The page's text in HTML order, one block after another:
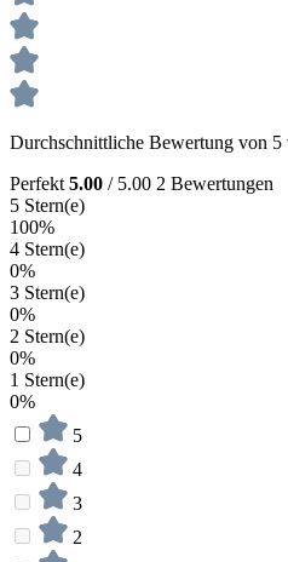
Durchschnittliche Bewertung von 5
Perfekt 5.00 / 5.00 2 Bewertungen
5 Stern(e)
100%
4 Stern(e)
0%
3 Stern(e)
0%
2 Stern(e)
0%
1 Stern(e)
0%
5
4
3
2